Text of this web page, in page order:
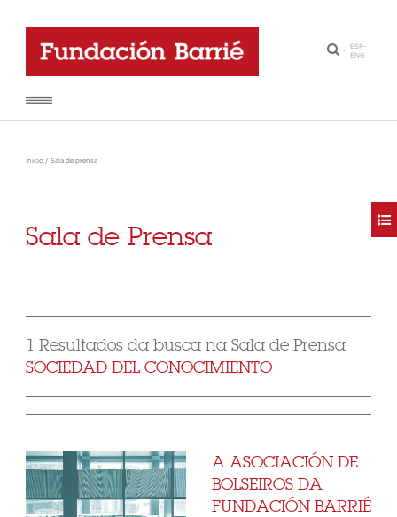
·
ESP-
ENG
Inicio / Sala de prensa
Sala de Prensa
1 Resultados da busca na Sala de Prensa
SOCIEDAD DEL CONOCIMIENTO
A ASOCIACIÓN DE
BOLSEIROS DA
FUNDACIÓN BARRIÉ